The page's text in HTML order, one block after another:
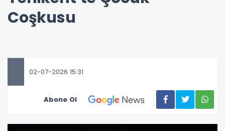
Coşkusu
02-07-2026 15:31
Abone Ol